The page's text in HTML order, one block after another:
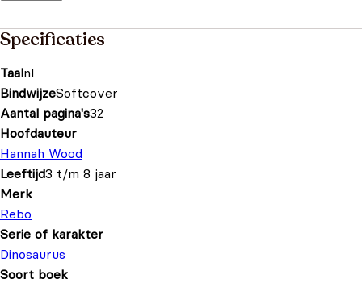
Specificaties
Taalnl
BindwijzeSoftcover
Aantal pagina's32
Hoofdauteur
Hannah Wood
Leeftijd3 t/m 8 jaar
Merk
Rebo
Serie of karakter
Dinosaurus
Soort boek